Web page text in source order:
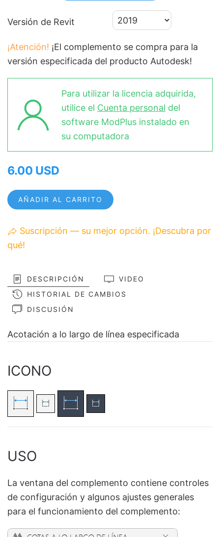
Versión de Revit
¡Atención! ¡El complemento se compra para la
versión especificada del producto Autodesk!
Para utilizar la licencia adquirida,
utilice el Cuenta personal del
software ModPlus instalado en
su computadora
6.00 USD
AÑADIR AL CARRITO
Suscripción — su mejor opción. ¡Descubra por
qué!
DESCRIPCIÓN
VIDEO
HISTORIAL DE CAMBIOS
DISCUSIÓN
Acotación a lo largo de línea especificada
ICONO
USO
La ventana del complemento contiene controles
de configuración y algunos ajustes generales
para el funcionamiento del complemento: